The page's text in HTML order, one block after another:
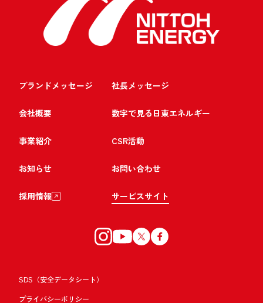
ブランドメッセージ 社長メッセージ
会社概要 数字で見る日東エネルギー
事業紹介 CSR活動
お知らせ お問い合わせ
採用情報 サービスサイト
SDS（安全データシート）
プライバシーポリシー